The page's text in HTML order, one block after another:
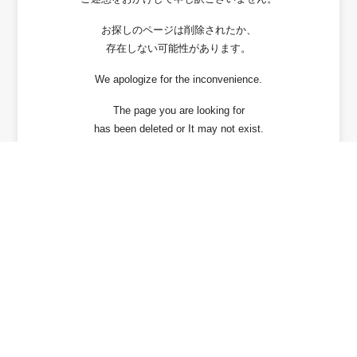
お探しのページは削除されたか、
存在しない可能性があります。
We apologize for the inconvenience.
The page you are looking for
has been deleted or It may not exist.